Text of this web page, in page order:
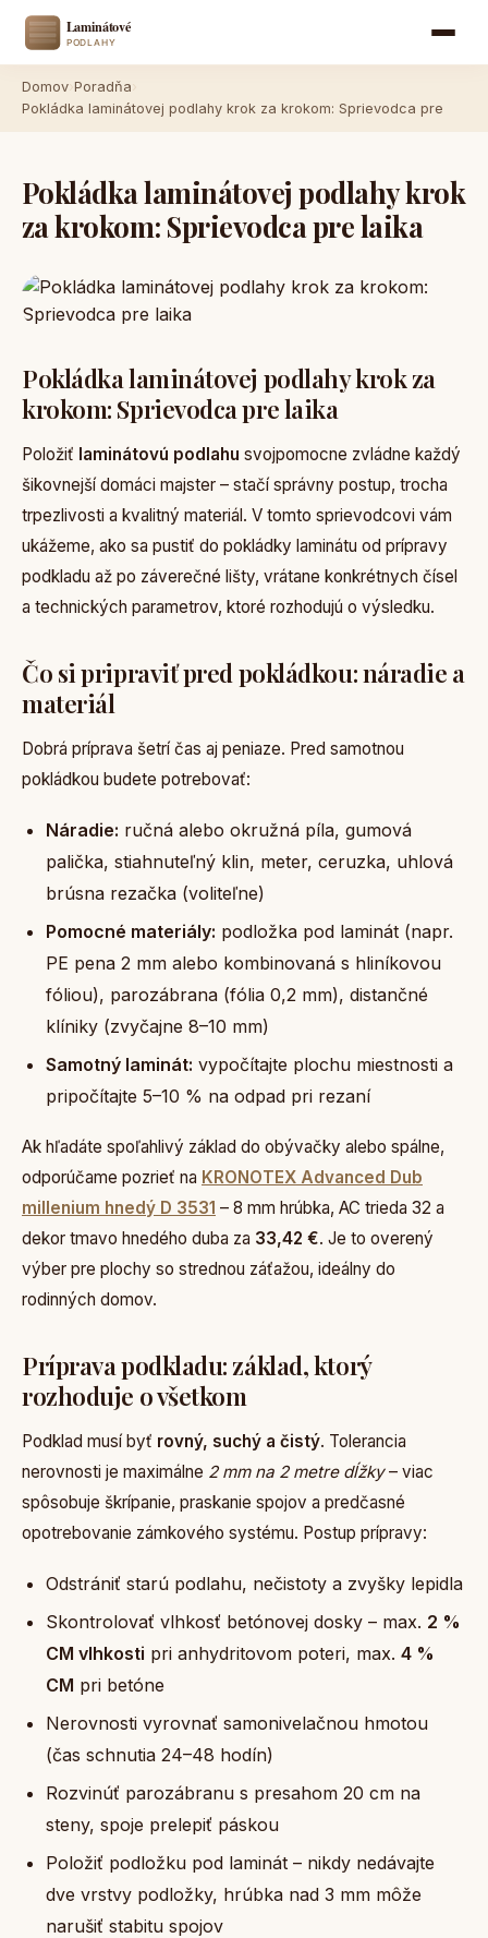
Domov Poradňa
Pokládka laminátovej podlahy krok za krokom: Sprievodca pre
Pokládka laminátovej podlahy krok
za krokom: Sprievodca pre laika
Pokládka laminátovej podlahy krok za
krokom: Sprievodca pre laika
Položiť laminátovú podlahu svojpomocne zvládne každý
šikovnejší domáci majster – stačí správny postup, trocha
trpezlivosti a kvalitný materiál. V tomto sprievodcovi vám
ukážeme, ako sa pustiť do pokládky laminátu od prípravy
podkladu až po záverečné lišty, vrátane konkrétnych čísel
a technických parametrov, ktoré rozhodujú o výsledku.
Čo si pripraviť pred pokládkou: náradie a
materiál
Dobrá príprava šetrí čas aj peniaze. Pred samotnou
pokládkou budete potrebovať:
Náradie: ručná alebo okružná píla, gumová
palička, stiahnuteľný klin, meter, ceruzka, uhlová
brúsna rezačka (voliteľne)
Pomocné materiály: podložka pod laminát (napr.
PE pena 2 mm alebo kombinovaná s hliníkovou
fóliou), parozábrana (fólia 0,2 mm), distančné
klíniky (zvyčajne 8–10 mm)
Samotný laminát: vypočítajte plochu miestnosti a
pripočítajte 5–10 % na odpad pri rezaní
Ak hľadáte spoľahlivý základ do obývačky alebo spálne,
odporúčame pozrieť na KRONOTEX Advanced Dub
millenium hnedý D 3531 – 8 mm hrúbka, AC trieda 32 a
dekor tmavo hnedého duba za 33,42 €. Je to overený
výber pre plochy so strednou záťažou, ideálny do
rodinných domov.
Príprava podkladu: základ, ktorý
rozhoduje o všetkom
Podklad musí byť rovný, suchý a čistý. Tolerancia
nerovnosti je maximálne 2 mm na 2 metre dĺžky– viac
spôsobuje škrípanie, praskanie spojov a predčasné
opotrebovanie zámkového systému. Postup prípravy:
Odstrániť starú podlahu, nečistoty a zvyšky lepidla
Skontrolovať vlhkosť betónovej dosky – max. 2 %
CM vlhkosti pri anhydritovom poteri, max. 4 %
CM pri betóne
Nerovnosti vyrovnať samonivelačnou hmotou
(čas schnutia 24–48 hodín)
Rozvinúť parozábranu s presahom 20 cm na
steny, spoje prelepiť páskou
Položiť podložku pod laminát – nikdy nedávajte
dve vrstvy podložky, hrúbka nad 3 mm môže
narušiť stabitu spojov